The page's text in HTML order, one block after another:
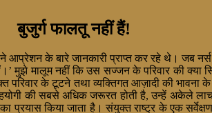
बुजुर्ग फालतू नहीं हैं!
के बारे जानकारी प्राप्त कर रहे थे। जब
मुझे मालूम नहीं कि उस सज्जन के परिवार की क्या
के टूटने तथा व्यक्तिगत आज़ादी की भावना के
की सबसे अधिक जरूरत होती है, उन्हें अकेले
किया जाता है। संयुक्त राष्ट्र के एक